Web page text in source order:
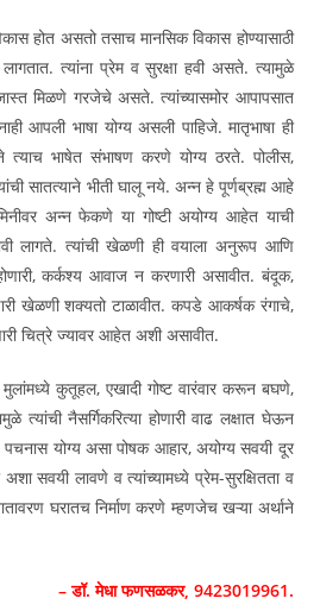
होत असतो तसाच मानसिक विकास होण्यासाठी
लागतात. त्यांना प्रेम व सुरक्षा हवी असते. त्यामुळे
मिळणे गरजेचे असते. त्यांच्यासमोर आपापसात
आपली भाषा योग्य असली पाहिजे. मातृभाषा ही
त्याच भाषेत संभाषण करणे योग्य ठरते. पोलीस,
सातत्याने भीती घालू नये. अन्न हे पूर्णब्रह्म आहे
अन्न फेकणे या गोष्टी अयोग्य आहेत याची
लागते. त्यांची खेळणी ही वयाला अनुरूप आणि
कर्कश्‍य आवाज न करणारी असावीत. बंदूक,
खेळणी शक्यतो टाळावीत. कपडे आकर्षक रंगाचे,
चित्रे ज्यावर आहेत अशी असावीत.
कुतूहल, एखादी गोष्ट वारंवार करून बघणे,
त्यांची नैसर्गिकरित्या होणारी वाढ लक्षात घेऊन
योग्य असा पोषक आहार, अयोग्य सवयी दूर
सवयी लावणे व त्यांच्यामध्ये प्रेम-सुरक्षितता व
घरातच निर्माण करणे म्हणजेच खऱ्या अर्थाने
– डॉ. मेधा फणसळकर, 9423019961.